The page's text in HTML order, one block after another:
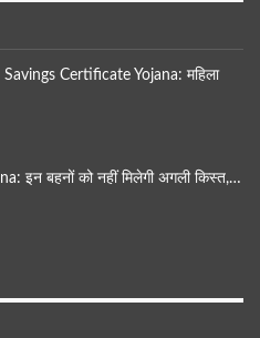
Certificate Yojana: महिला
इन बहनों को नहीं मिलेगी अगली किस्त,…